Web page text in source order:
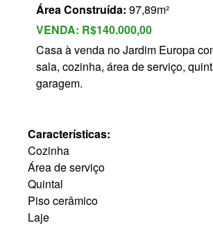
Área Construída: 97,89m²
VENDA: R$140.000,00
Casa à venda no Jardim Europa
sala, cozinha, área de serviço,
garagem.
Características:
Cozinha
Área de serviço
Quintal
Piso cerâmico
Laje